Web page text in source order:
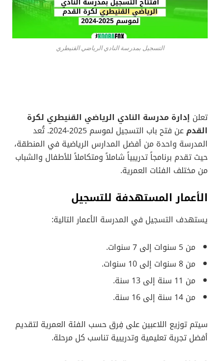
التسجيل بمدرسة النادي الرياضي القنيطري
تعلن إدارة مدرسة النادي الرياضي القنيطري لكرة
القدم
عن فتح باب التسجيل لموسم 2025-2024. تُعد
المدرسة واحدة من أفضل المدارس الرياضية في المنطقة،
حيث تقدم برنامجاً تدريبياً شاملاً ومتكاملاً للأطفال والشباب
من مختلف الفئات العمرية.
الأعمار المستهدفة للتسجيل
يستهدف التسجيل في المدرسة الأعمار التالية:
من 5 سنوات إلى 7 سنوات.
من 8 سنوات إلى 10 سنوات.
من 11 سنة إلى 13 سنة.
من 14 سنة إلى 16 سنة.
سيتم توزيع اللاعبين على فِرق حسب الفئة العمرية لتقديم
أفضل تجربة تعليمية وتدريبية تناسب كل مرحلة.